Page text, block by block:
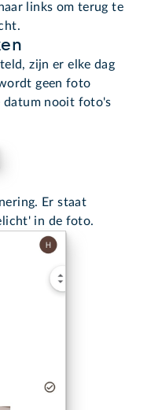
links om terug te
zijn er elke dag
geen foto
datum nooit foto's
Er staat
in de foto.